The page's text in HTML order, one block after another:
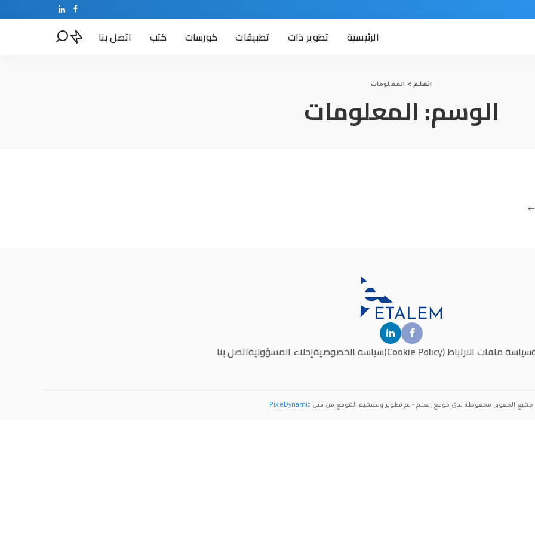
الرئيسية تطوير ذات تطبيقات كورسات كتب اتصل بنا
اتعلم> المعلومات
الوسم:المعلومات
سياسة ملفات الارتباط (Cookie Policy) سياسة الخصوصيةإخلاء المسؤوليةاتصل بنا
جميع الحقوق محفوظة لدى موقع إتعلم - تم تطوير وتصميم الموقع من قبل PixieDynamic